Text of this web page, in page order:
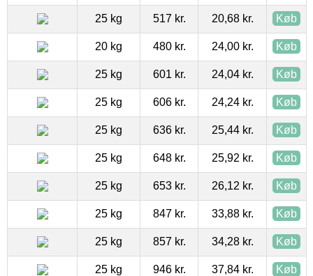
25 kg 517 kr. 20,68 kr. Køb
20 kg 480 kr. 24,00 kr. Køb
25 kg 601 kr. 24,04 kr. Køb
25 kg 606 kr. 24,24 kr. Køb
25 kg 636 kr. 25,44 kr. Køb
25 kg 648 kr. 25,92 kr. Køb
25 kg 653 kr. 26,12 kr. Køb
25 kg 847 kr. 33,88 kr. Køb
25 kg 857 kr. 34,28 kr. Køb
25 kg 946 kr. 37,84 kr. Køb